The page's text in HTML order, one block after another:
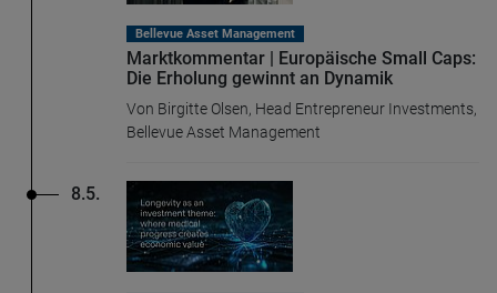
Bellevue Asset Management
Marktkommentar | Europäische Small Caps:
Die Erholung gewinnt an Dynamik
Von Birgitte Olsen, Head Entrepreneur Investments,
Bellevue Asset Management
8.5.